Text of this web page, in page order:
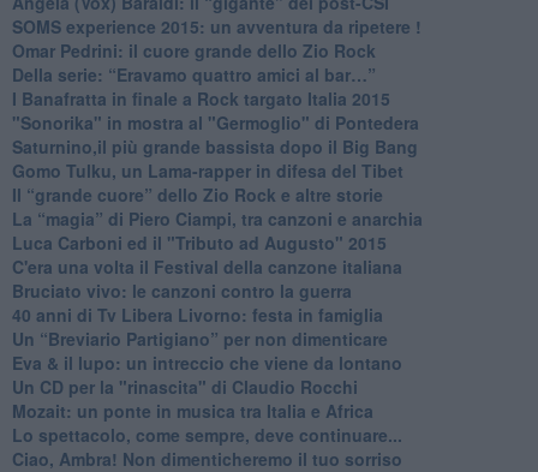
​SOMS experience 2015: un avventura da ripetere !
Omar Pedrini: il cuore grande dello Zio Rock
Della serie: “Eravamo quattro amici al bar…”
I Banafratta in finale a Rock targato Italia 2015
"Sonorika" in mostra al "Germoglio" di Pontedera
​Saturnino,il più grande bassista dopo il Big Bang
​Gomo Tulku, un Lama-rapper in difesa del Tibet
​Il “grande cuore” dello Zio Rock e altre storie
La “magia” di Piero Ciampi, tra canzoni e anarchia
Luca Carboni ed il "Tributo ad Augusto" 2015
C'era una volta il Festival della canzone italiana
Bruciato vivo: le canzoni contro la guerra
40 anni di Tv Libera Livorno: festa in famiglia
Un “Breviario Partigiano” per non dimenticare
Eva & il lupo: un intreccio che viene da lontano
Un CD per la "rinascita" di Claudio Rocchi
Mozait: un ponte in musica tra Italia e Africa
Lo spettacolo, come sempre, deve continuare...
Ciao, Ambra! Non dimenticheremo il tuo sorriso